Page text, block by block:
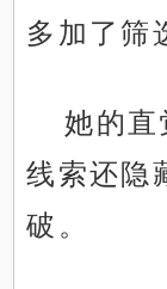
多加了筛
她的直
线索还隐
破。